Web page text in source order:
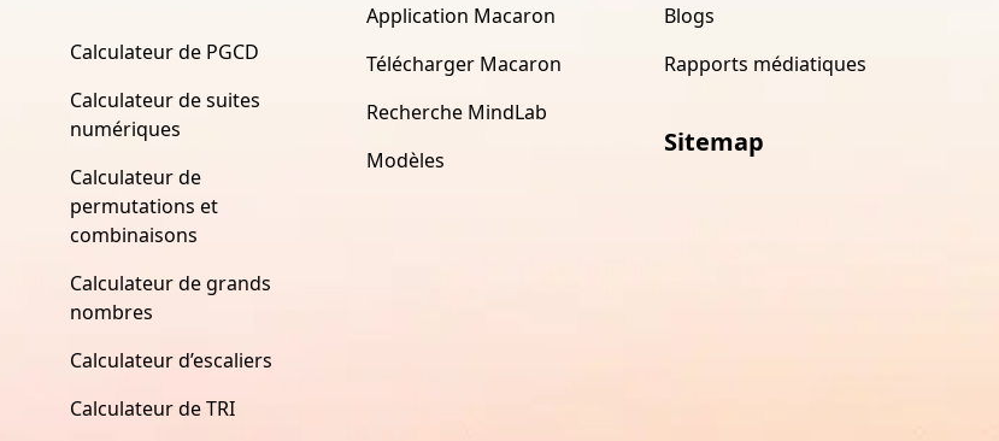
Calculateur de PGCD
Calculateur de suites
numériques
Calculateur de
permutations et
combinaisons
Calculateur de grands
nombres
Calculateur d’escaliers
Calculateur de TRI
Application Macaron
Télécharger Macaron
Recherche MindLab
Modèles
Blogs
Rapports médiatiques
Sitemap